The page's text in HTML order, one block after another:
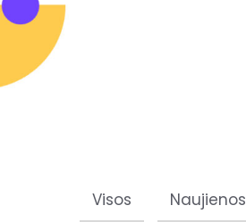
Visos Naujienos